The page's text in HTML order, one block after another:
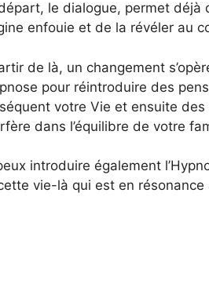
le dialogue, permet déjà
enfouie et de la révéler au
de là, un changement
pour réintroduire des
votre Vie et ensuite
dans l’équilibre de votre
introduire également
vie-là qui est en